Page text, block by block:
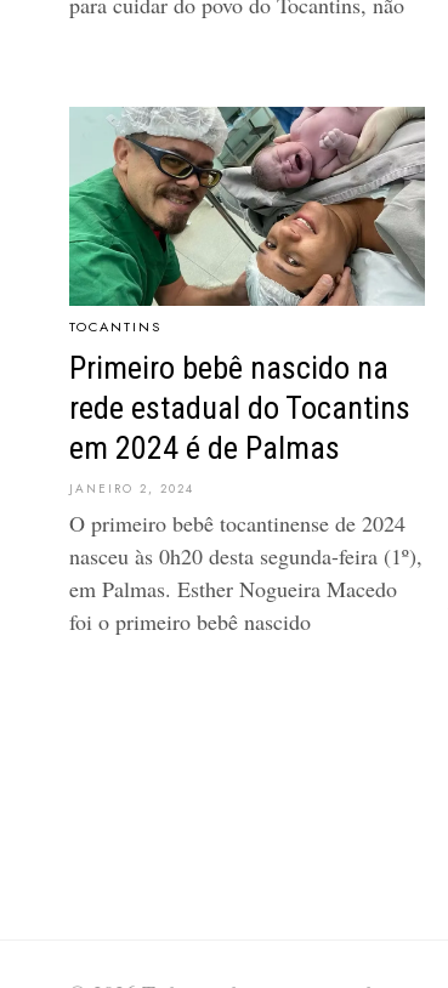
TOCANTINS
Primeiro bebê nascido na
rede estadual do Tocantins
em 2024 é de Palmas
JANEIRO 2, 2024
O primeiro bebê tocantinense de 2024
nasceu às 0h20 desta segunda-feira (1º),
em Palmas. Esther Nogueira Macedo
foi o primeiro bebê nascido